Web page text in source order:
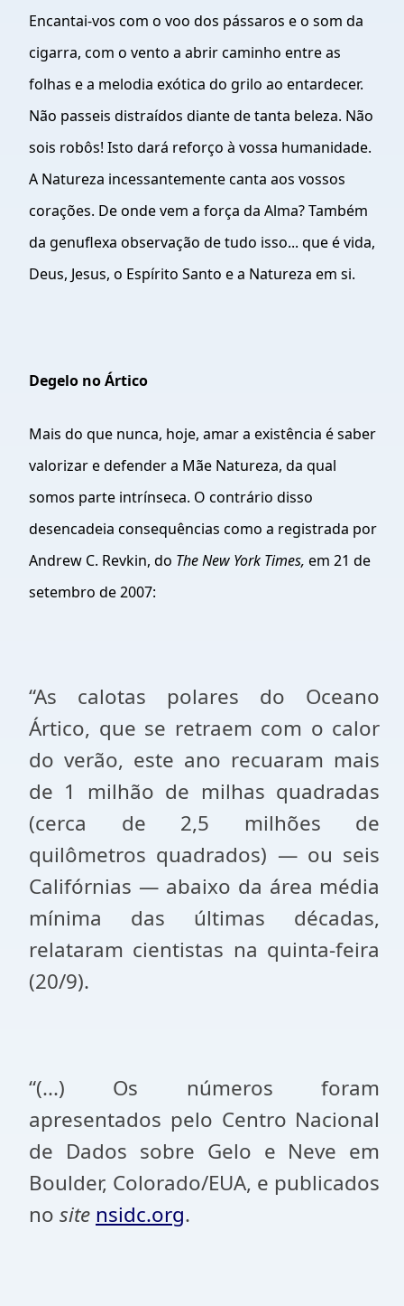
Encantai-vos com o voo dos pássaros e o som da
cigarra, com o vento a abrir caminho entre as
folhas e a melodia exótica do grilo ao entardecer.
Não passeis distraídos diante de tanta beleza. Não
sois robôs! Isto dará reforço à vossa humanidade.
A Natureza incessantemente canta aos vossos
corações. De onde vem a força da Alma? Também
da genuflexa observação de tudo isso... que é vida,
Deus, Jesus, o Espírito Santo e a Natureza em si.
Degelo no Ártico
Mais do que nunca, hoje, amar a existência é saber
valorizar e defender a Mãe Natureza, da qual
somos parte intrínseca. O contrário disso
desencadeia consequências como a registrada por
Andrew C. Revkin, do The New York Times, em 21 de
setembro de 2007:
“As calotas polares do Oceano
Ártico, que se retraem com o calor
do verão, este ano recuaram mais
de 1 milhão de milhas quadradas
(cerca de 2,5 milhões de
quilômetros quadrados) — ou seis
Califórnias — abaixo da área média
mínima das últimas décadas,
relataram cientistas na quinta-feira
(20/9).
“(...) Os números foram
apresentados pelo Centro Nacional
de Dados sobre Gelo e Neve em
Boulder, Colorado/EUA, e publicados
no site nsidc.org.